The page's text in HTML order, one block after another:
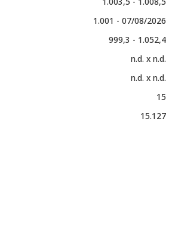
1.001 - 07/08/2026
999,3 - 1.052,4
n.d. x n.d.
n.d. x n.d.
15
15.127